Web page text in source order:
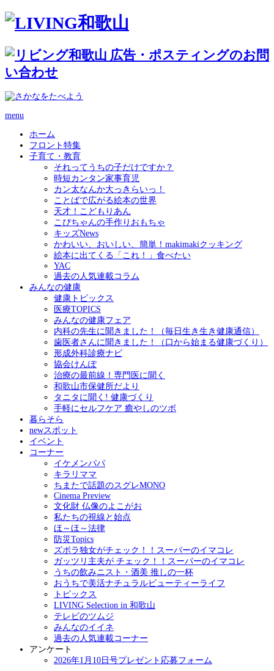
menu
ホーム
フロント特集
子育て・教育
それってうちの子だけですか？
時短カンタン家事育児
カン太なんか大っきらいっ！
ことばで広がる絵本の世界
天才！こどもりあん
こぴちゃんの手作りおもちゃ
キッズNews
かわいい、おいしい、簡単！makimakiクッキング
絵本に出てくる「これ！」食べたい
YAC
過去の人気連載コラム
みんなの健康
健康トピックス
医療TOPICS
みんなの健康フェア
内科の先生に聞きました！（毎日生き生き健康通信）
歯医者さんに聞きました！（口から始まる健康づくり）
形成外科診療ナビ
協会けんぽ
治療の最前線！専門医に聞く
和歌山市保健所だより
タニタに聞く! 健康づくり
手軽にセルフケア 癒やしのツボ
暮らそら
newスポット
イベント
コーナー
イケメンパパ
キラリママ
ちまたで話題のスグレMONO
Cinema Preview
文化財 仏像のよこがお
私たちの視線と始点
ほ～ほ～法律
防災Topics
ズボラ独女がチェック！！スーパーのイマコレ
ガッツリ主夫が チェック！！スーパーのイマコレ
うちの飲みニスト・酒美 推しの一杯
おうちで美活ナチュラルビューティーライフ
トピックス
LIVING Selection in 和歌山
テレビのツムジ
みんなのイイネ
過去の人気連載コーナー
アンケート
2026年1月10日号プレゼント応募フォーム